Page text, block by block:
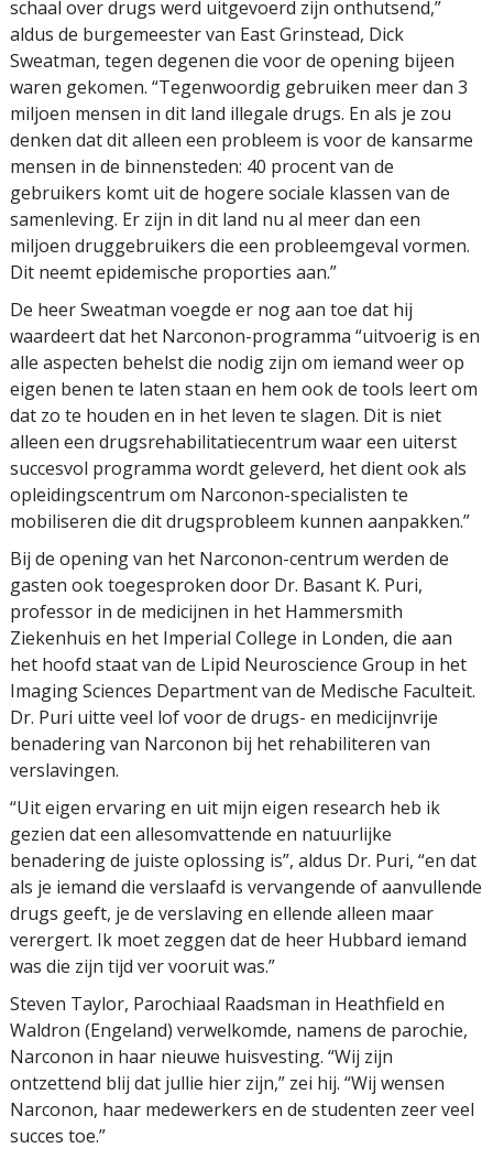
schaal over drugs werd uitgevoerd zijn onthutsend,”
aldus de burgemeester van East Grinstead, Dick
Sweatman, tegen degenen die voor de opening bijeen
waren gekomen. “Tegenwoordig gebruiken meer dan 3
miljoen mensen in dit land illegale drugs. En als je zou
denken dat dit alleen een probleem is voor de kansarme
mensen in de binnensteden: 40 procent van de
gebruikers komt uit de hogere sociale klassen van de
samenleving. Er zijn in dit land nu al meer dan een
miljoen druggebruikers die een probleemgeval vormen.
Dit neemt epidemische proporties aan.”
De heer Sweatman voegde er nog aan toe dat hij
waardeert dat het Narconon-programma “uitvoerig is en
alle aspecten behelst die nodig zijn om iemand weer op
eigen benen te laten staan en hem ook de tools leert om
dat zo te houden en in het leven te slagen. Dit is niet
alleen een drugsrehabilitatiecentrum waar een uiterst
succesvol programma wordt geleverd, het dient ook als
opleidingscentrum om Narconon-specialisten te
mobiliseren die dit drugsprobleem kunnen aanpakken.”
Bij de opening van het Narconon-centrum werden de
gasten ook toegesproken door Dr. Basant K. Puri,
professor in de medicijnen in het Hammersmith
Ziekenhuis en het Imperial College in Londen, die aan
het hoofd staat van de Lipid Neuroscience Group in het
Imaging Sciences Department van de Medische Faculteit.
Dr. Puri uitte veel lof voor de drugs- en medicijnvrije
benadering van Narconon bij het rehabiliteren van
verslavingen.
“Uit eigen ervaring en uit mijn eigen research heb ik
gezien dat een allesomvattende en natuurlijke
benadering de juiste oplossing is”, aldus Dr. Puri, “en dat
als je iemand die verslaafd is vervangende of aanvullende
drugs geeft, je de verslaving en ellende alleen maar
verergert. Ik moet zeggen dat de heer Hubbard iemand
was die zijn tijd ver vooruit was.”
Steven Taylor, Parochiaal Raadsman in Heathfield en
Waldron (Engeland) verwelkomde, namens de parochie,
Narconon in haar nieuwe huisvesting. “Wij zijn
ontzettend blij dat jullie hier zijn,” zei hij. “Wij wensen
Narconon, haar medewerkers en de studenten zeer veel
succes toe.”